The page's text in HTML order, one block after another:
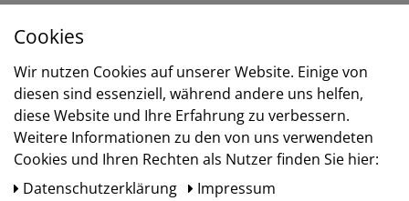
Versand
Cookies
Wir nutzen Cookies auf unserer Website. Einige von
diesen sind essenziell, während andere uns helfen,
diese Website und Ihre Erfahrung zu verbessern.
Weitere Informationen zu den von uns verwendeten
Cookies und Ihren Rechten als Nutzer finden Sie hier:
Daten­schutz­erklärung
Impressum